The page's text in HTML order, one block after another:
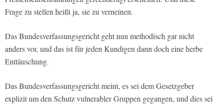
Frage zu stellen heißt ja, sie zu verneinen.
Das Bundesverfassungsgericht geht nun methodisch gar nicht
anders vor, und das ist für jeden Kundigen dann doch eine herbe
Enttäuschung.
Das Bundesverfassungsgericht meint, es sei dem Gesetzgeber
explizit um den Schutz vulnerabler Gruppen gegangen, und dies sei